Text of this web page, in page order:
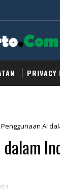
PRIVACY
Penggunaan AI